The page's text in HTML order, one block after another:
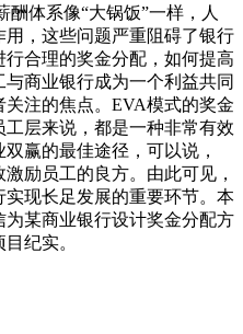
体系像“大锅饭”一样，人
，这些问题严重阻碍了银行
合理的奖金分配，如何提高
商业银行成为一个利益共同
注的焦点。EVA模式的奖金
层来说，都是一种非常有效
赢的最佳途径，可以说，
励员工的良方。由此可见，
现长足发展的重要环节。本
某商业银行设计奖金分配方
纪实。